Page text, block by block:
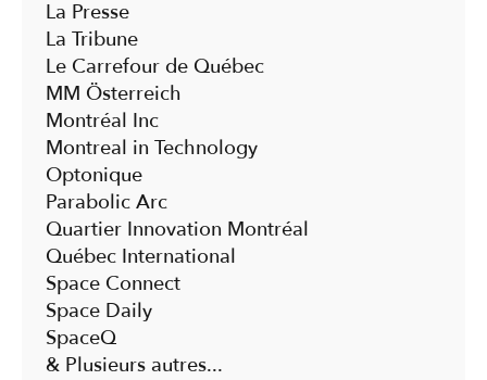
La Presse
La Tribune
Le Carrefour de Québec
MM Österreich
Montréal Inc
Montreal in Technology
Optonique
Parabolic Arc
Quartier Innovation Montréal
Québec International
Space Connect
Space Daily
SpaceQ
& Plusieurs autres...